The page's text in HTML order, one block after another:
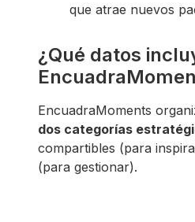
que atrae nuevos
¿Qué datos
EncuadraMoments
dos categorías
compartibles (para
(para gestionar).